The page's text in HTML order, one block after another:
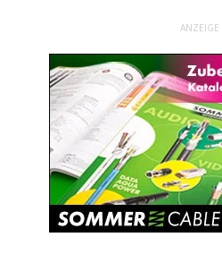
ANZEIGE